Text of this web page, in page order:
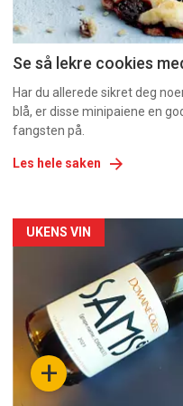
Se så lekre cookies
Har du allerede sikret deg
blå, er disse minipaiene en
fangsten på.
Les hele saken
Forsiden
akkurat
nå
-
+
UKENS VIN